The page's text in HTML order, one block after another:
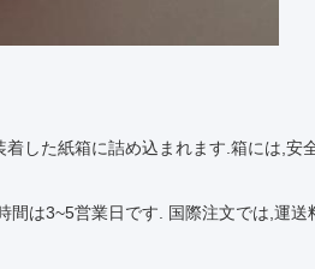
した紙箱に詰め込まれます.箱には,安
は3~5営業日です. 国際注文では,運送